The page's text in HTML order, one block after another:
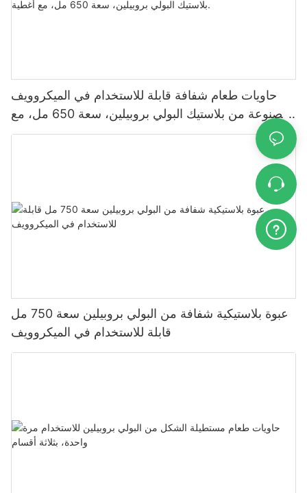
حاويات طعام شفافة قابلة للاستخدام في الميكروويف
مصنوعة من بلاستيك البولي بروبيلين، سعة 650 مل، مع
أغطية.
عبوة بلاستيكية شفافة من البولي بروبيلين سعة 750 مل
قابلة للاستخدام في الميكروويف